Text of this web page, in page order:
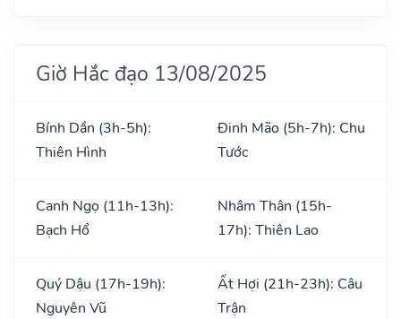
Giờ Hắc đạo 13/08/2025
Bính Dần (3h-5h):
Thiên Hình
Đinh Mão (5h-7h): Chu
Tước
Canh Ngọ (11h-13h):
Bạch Hổ
Nhâm Thân (15h-
17h): Thiên Lao
Quý Dậu (17h-19h):
Nguyên Vũ
Ất Hợi (21h-23h): Câu
Trận